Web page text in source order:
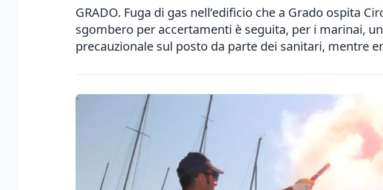
GRADO. Fuga di gas nell’edificio che a Grado ospita
sgombero per accertamenti è seguita, per i marinai,
precauzionale sul posto da parte dei sanitari, mentre